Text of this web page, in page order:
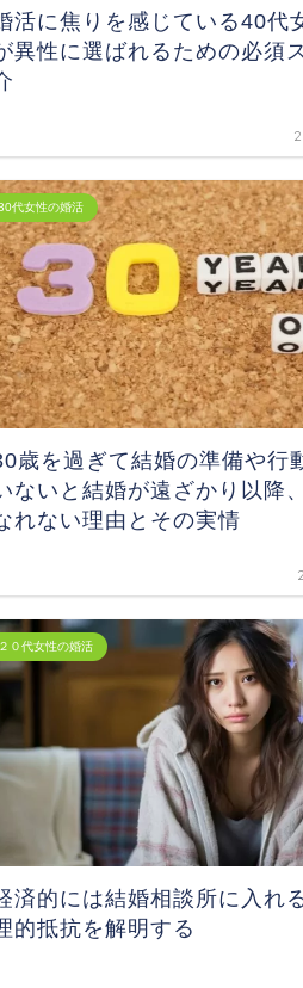
活に焦りを感じている40代
異性に選ばれるための必須
代女性の婚活
歳を過ぎて結婚の準備や行
ないと結婚が遠ざかり以降
れない理由とその実情
２０代女性の婚活
済的には結婚相談所に入れ
的抵抗を解明する